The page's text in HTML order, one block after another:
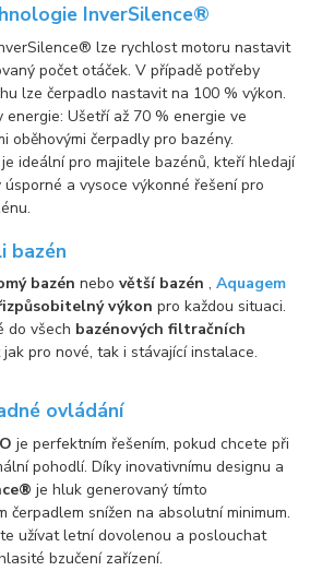
InverSilence®
lze rychlost motoru nastavit
počet otáček. V případě potřeby
lze čerpadlo nastavit na 100 % výkon.
energie: Ušetří až 70 % energie ve
oběhovými čerpadly pro bazény.
ideální pro majitele bazénů, kteří hledají
a vysoce výkonné řešení pro
bazén
bazén nebovětší bazén ,Aquagem
výkon pro každou situaci.
do všech bazénových filtračních
pro nové, tak i stávající instalace.
ovládání
je perfektním řešením, pokud chcete při
pohodlí. Díky inovativnímu designu a
je hluk generovaný tímto
čerpadlem snížen na absolutní minimum.
užívat letní dovolenou a poslouchat
bzučení zařízení.